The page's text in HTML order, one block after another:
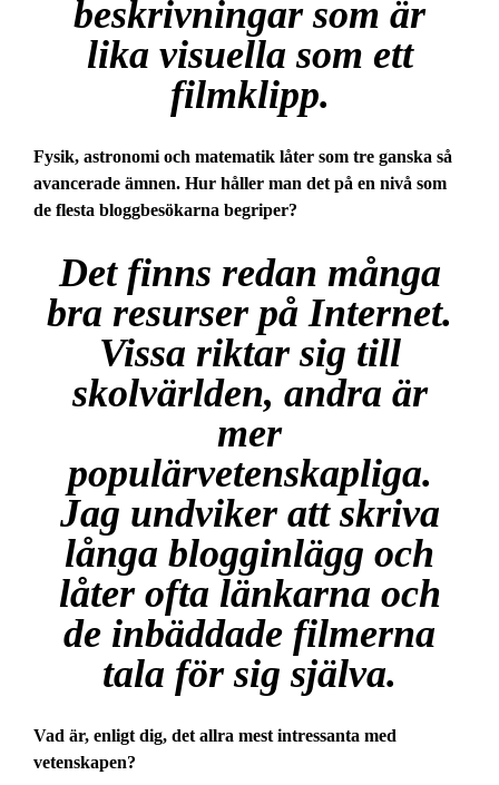
beskrivningar som är
lika visuella som ett
filmklipp.
Fysik, astronomi och matematik låter som tre ganska så
avancerade ämnen. Hur håller man det på en nivå som
de flesta bloggbesökarna begriper?
Det finns redan många
bra resurser på Internet.
Vissa riktar sig till
skolvärlden, andra är
mer
populärvetenskapliga.
Jag undviker att skriva
långa blogginlägg och
låter ofta länkarna och
de inbäddade filmerna
tala för sig själva.
Vad är, enligt dig, det allra mest intressanta med
vetenskapen?